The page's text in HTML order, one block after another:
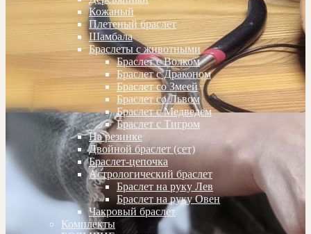
Кожаный
Плетеный браслет
Шамбала
Браслеты с животными
Браслет с Волком
Браслет с Драконом
Браслет со Змеей
Браслет со Львом
Браслет с Медведем
Браслет с Тигром
На резинке
Двойной браслет (сет)
Браслет-цепочка
Астрологический браслет
Браслет на руку Лев
Браслет на руку Овен
Чакровый браслет
Комплекты